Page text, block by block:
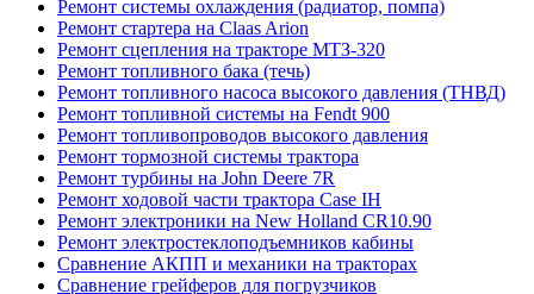
Ремонт системы охлаждения (радиатор, помпа)
Ремонт стартера на Claas Arion
Ремонт сцепления на тракторе МТЗ-320
Ремонт топливного бака (течь)
Ремонт топливного насоса высокого давления (ТНВД)
Ремонт топливной системы на Fendt 900
Ремонт топливопроводов высокого давления
Ремонт тормозной системы трактора
Ремонт турбины на John Deere 7R
Ремонт ходовой части трактора Case IH
Ремонт электроники на New Holland CR10.90
Ремонт электростеклоподъемников кабины
Сравнение АКПП и механики на тракторах
Сравнение грейферов для погрузчиков